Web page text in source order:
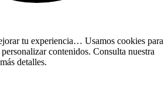
tu experiencia… Usamos cookies para
contenidos. Consulta nuestra
detalles.